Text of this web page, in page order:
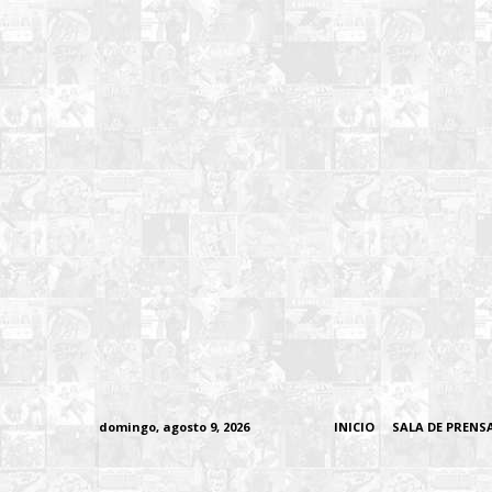
domingo, agosto 9, 2026 INICIO SALA DE